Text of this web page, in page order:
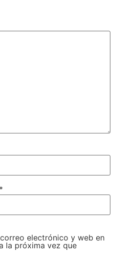
*
electrónico y web en
la próxima vez que